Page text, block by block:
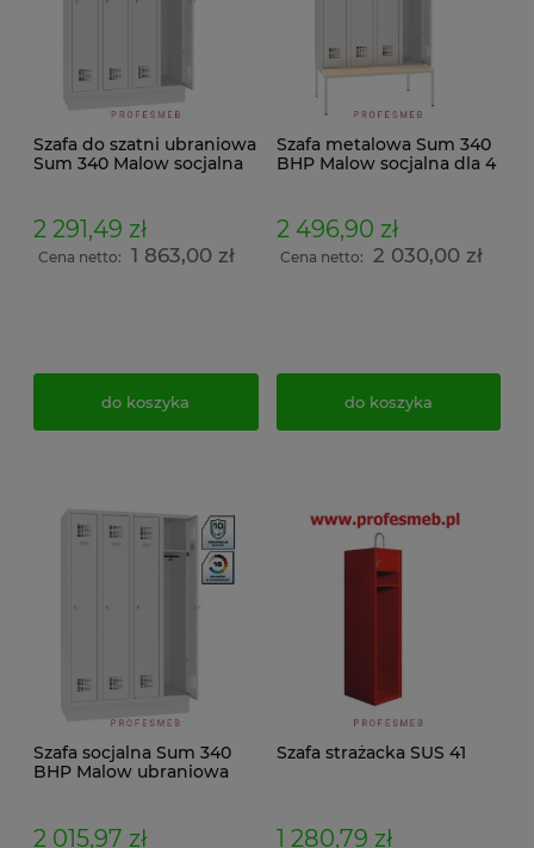
Szafa do szatni ubraniowa
Sum 340 Malow socjalna
skośny 214x120x50
2 291,49 zł
Cena netto: 1 863,00 zł
do koszyka
Szafa metalowa Sum 340
BHP Malow socjalna dla 4
daszek skośny
239x120x74,5
2 496,90 zł
Cena netto: 2 030,00 zł
do koszyka
Szafa socjalna Sum 340
BHP Malow ubraniowa
2 015,97 zł
Szafa strażacka SUS 41
1 280,79 zł